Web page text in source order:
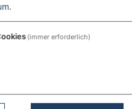
.
(immer erforderlich)